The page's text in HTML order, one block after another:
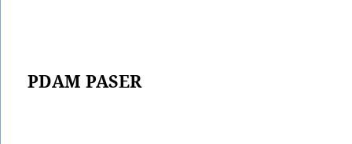
PDAM PASER